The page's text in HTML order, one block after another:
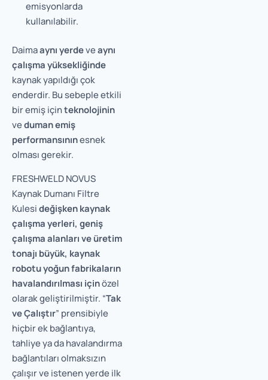
emisyonlarda
kullanılabilir.
Daimaaynı yerdeveaynı
çalışma yüksekliğinde
kaynak yapıldığı çok
enderdir. Bu sebeple etkili
bir emiş içinteknolojinin
veduman emiş
performansınınesnek
olması gerekir.
FRESHWELD NOVUS
Kaynak Dumanı Filtre
Kulesideğişken kaynak
çalışma yerleri, geniş
çalışma alanları ve üretim
tonajı büyük, kaynak
robotu yoğun fabrikaların
havalandırılması içinözel
olarak geliştirilmiştir. “Tak
ve Çalıştır” prensibiyle
hiçbir ek bağlantıya,
tahliye ya da havalandırma
bağlantıları olmaksızın
çalışır ve istenen yerde ilk